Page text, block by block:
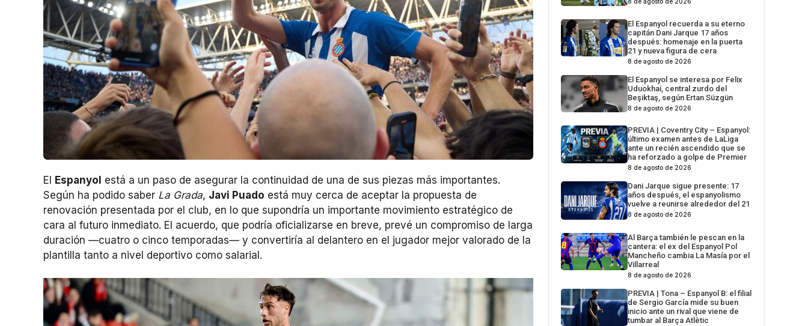
El Espanyol está a un paso de asegurar la continuidad de una de sus piezas más importantes.
Según ha podido saber La Grada, Javi Puado está muy cerca de aceptar la propuesta de
renovación presentada por el club, en lo que supondría un importante movimiento estratégico de
cara al futuro inmediato. El acuerdo, que podría oficializarse en breve, prevé un compromiso de larga
duración —cuatro o cinco temporadas— y convertiría al delantero en el jugador mejor valorado de la
plantilla tanto a nivel deportivo como salarial.
El Espanyol recuerda a su eterno
capitán Dani Jarque 17 años
después: homenaje en la puerta
21 y nueva figura de cera
8 de agosto de 2026
El Espanyol se interesa por Felix
Uduokhai, central zurdo del
Beşiktaş, según Ertan Süzgün
8 de agosto de 2026
PREVIA | Coventry City – Espanyol:
último examen antes de LaLiga
ante un recién ascendido que se
ha reforzado a golpe de Premier
8 de agosto de 2026
Dani Jarque sigue presente: 17
años después, el espanyolismo
vuelve a reunirse alrededor del 21
8 de agosto de 2026
Al Barça también le pescan en la
cantera: el ex del Espanyol Pol
Mancheño cambia La Masía por el
Villarreal
8 de agosto de 2026
PREVIA | Tona – Espanyol B: el filial
de Sergio García mide su buen
inicio ante un rival que viene de
tumbar al Barça Atlètic